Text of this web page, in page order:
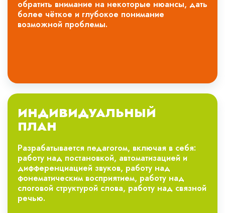
обратить внимание на некоторые нюансы, дать
более чёткое и глубокое понимание
возможной проблемы.
ИНДИВИДУАЛЬНЫЙ
ПЛАН
Разрабатывается педагогом, включая в себя:
работу над постановкой, автоматизацией и
дифференциацией звуков, работу над
фонематическим восприятием, работу над
слоговой структурой слова, работу над связной
речью.